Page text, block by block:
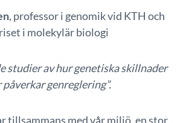
, professor i genomik vid KTH och
i molekylär biologi
studier av hur genetiska skillnader
genreglering”.
tillsammans med vår miljö, en stor